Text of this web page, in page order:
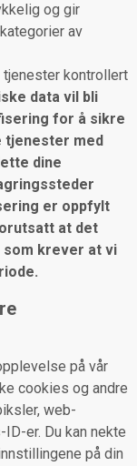
og gir
av
kontrollert
data vil bli
for å sikre
tjenester med
dine
er oppfylt
at det
krever at vi
på vår
cookies og andre
web-
er. Du kan nekte
på din